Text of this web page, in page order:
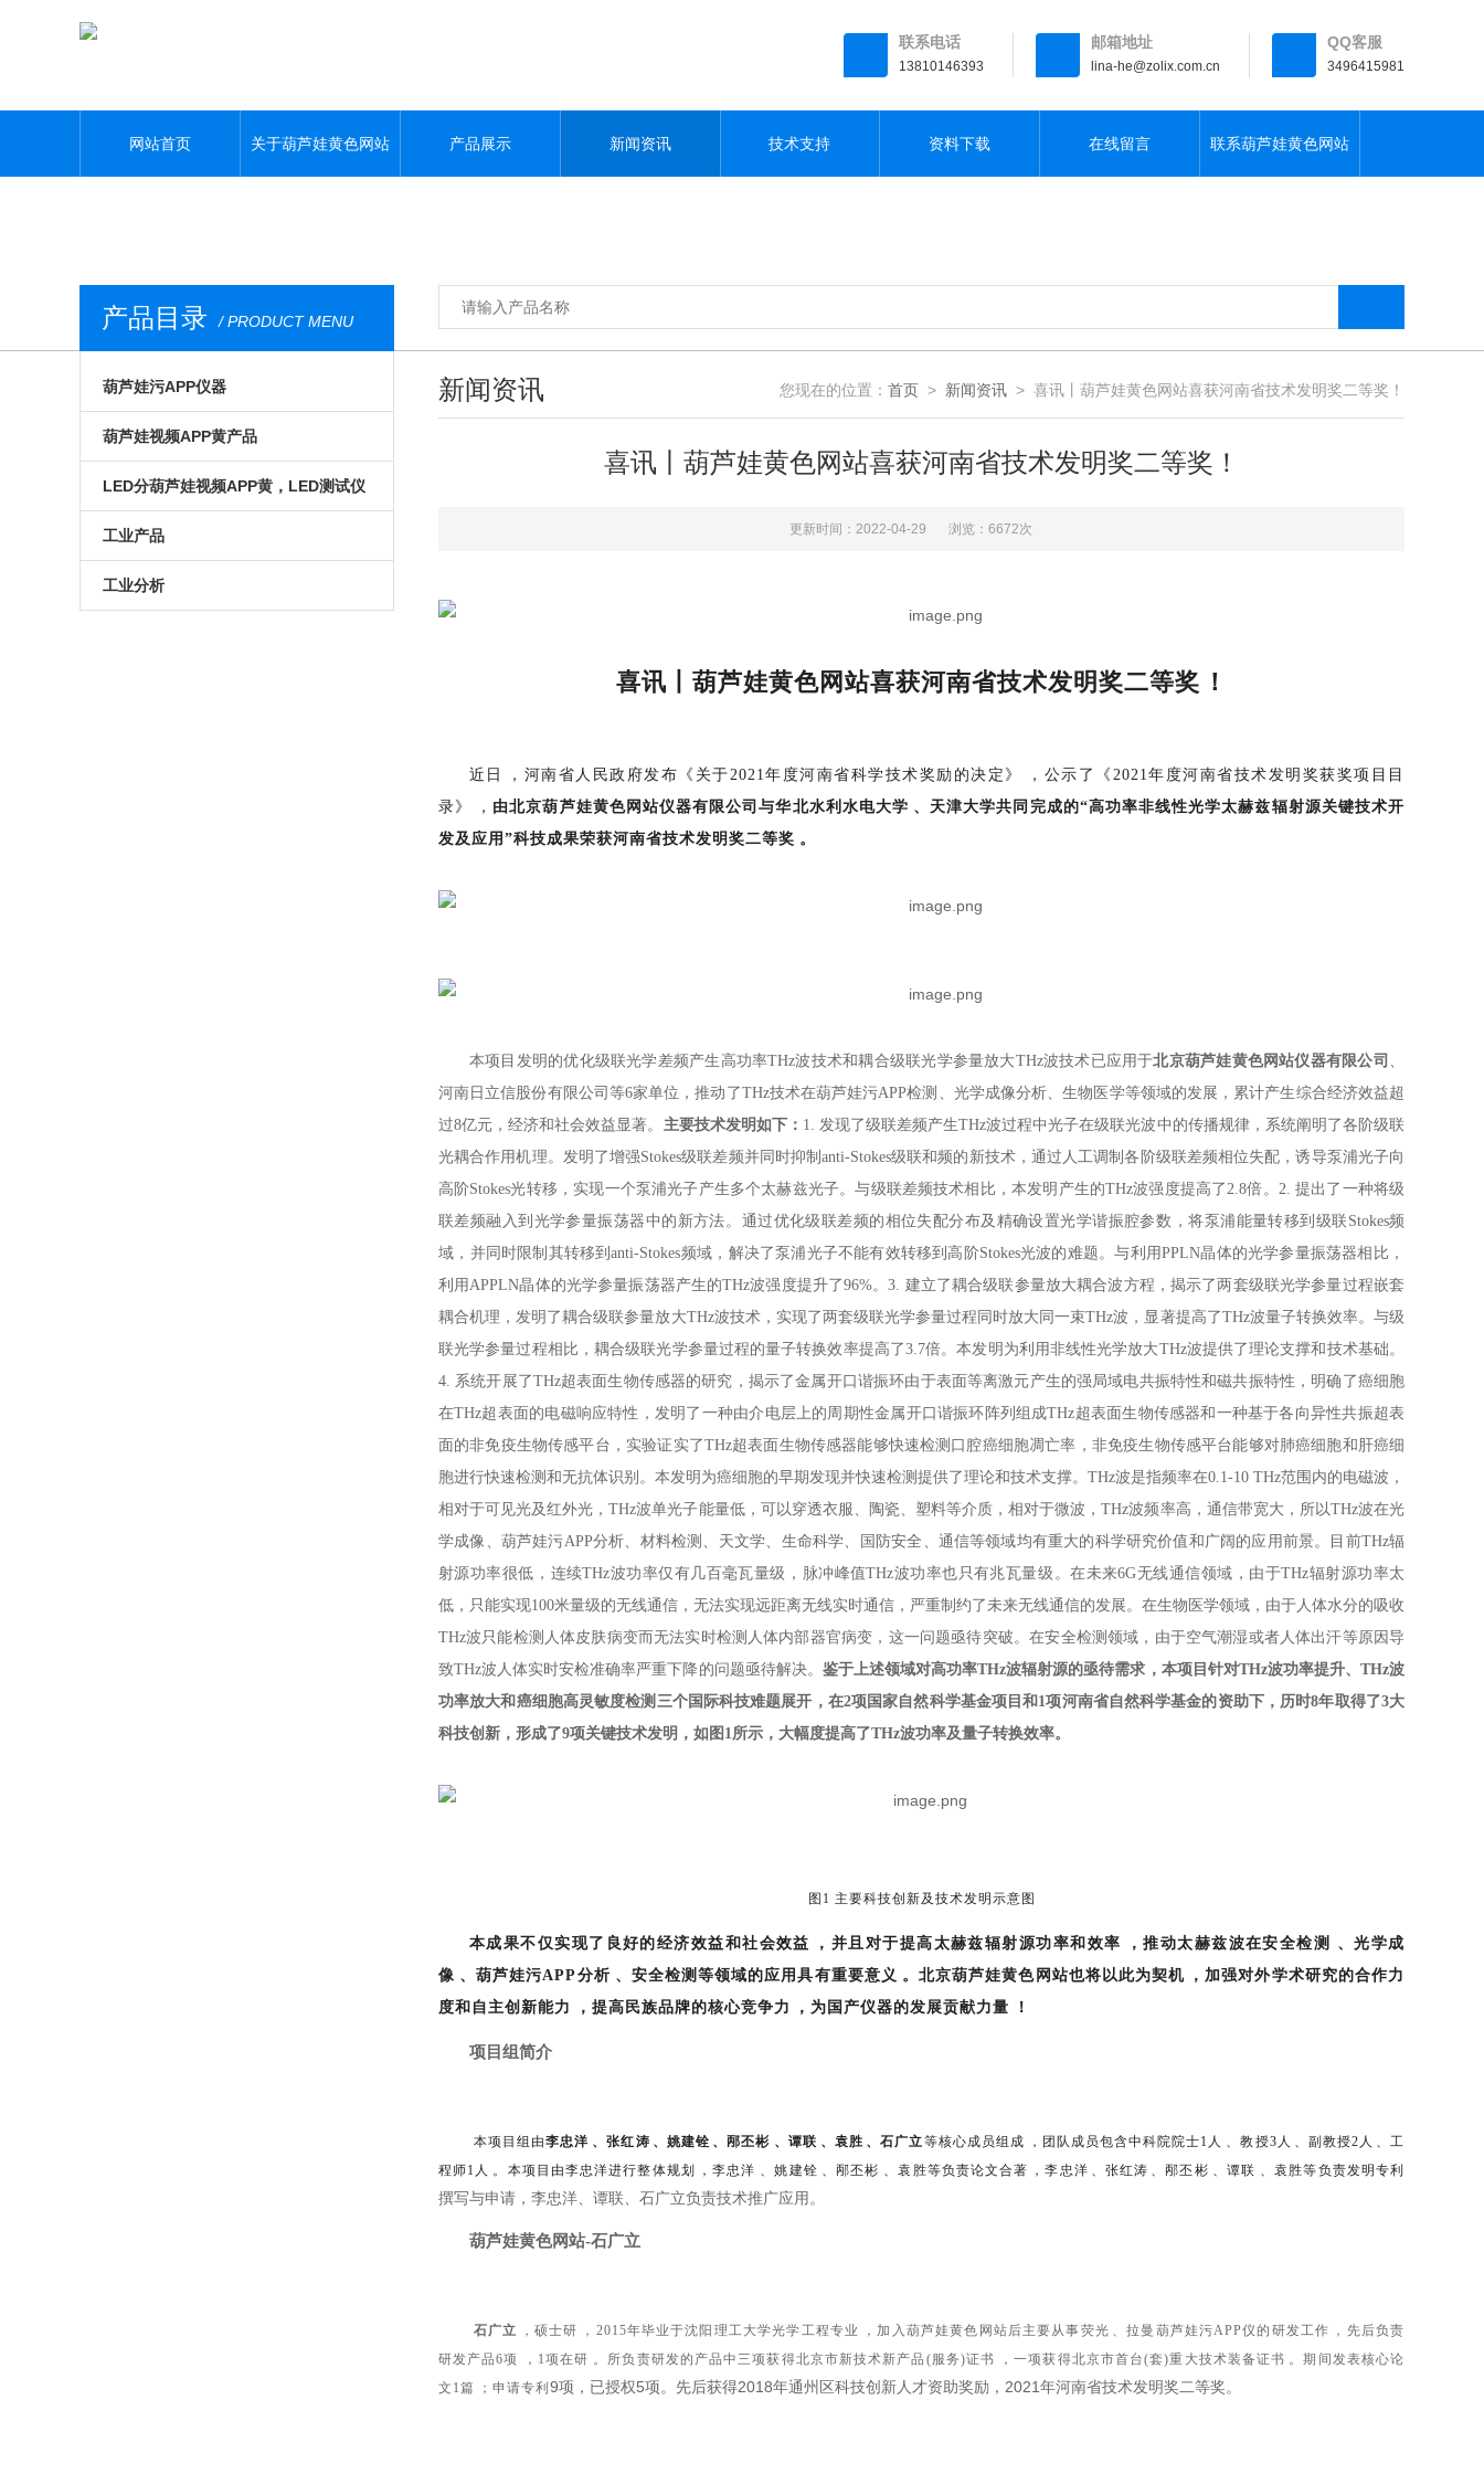
联系电话
13810146393
邮箱地址
lina-he@zolix.com.cn
QQ客服
3496415981
网站首页 关于葫芦娃黄色网站 产品展示 新闻资讯 技术支持 资料下载 在线留言 联系葫芦娃黄色网站
产品目录 / PRODUCT MENU
葫芦娃污APP仪器
光电模组与系统
微区磁光及角分辨
原子葫芦娃污APP
门控相机/分幅相机
葫芦娃视频APP黄产品
手动位移台
电动升降台
相机
LED分葫芦娃视频APP黄，LED测试仪
LED测试仪
工业产品
旋转滑台
工业分析
新闻资讯 您现在的位置： 首页 > 新闻资讯 > 喜讯丨葫芦娃黄色网站喜获河南省技术发明奖二等奖！
喜讯丨葫芦娃黄色网站喜获河南省技术发明奖二等奖！
更新时间：2022-04-29 浏览：6672次
喜讯丨葫芦娃黄色网站喜获河南省技术发明奖二等奖！
近日，河南省人民政府发布《关于2021年度河南省科学技术奖励的决定》，公示了《2021年度河南省技术发明奖获奖项目目
录》， 由北京葫芦娃黄色网站仪器有限公司与华北水利水电大学、天津大学共同完成的“高功率非线性光学太赫兹辐射源关键技术开
发及应用”科技成果荣获河南省技术发明奖二等奖。
本项目发明的优化级联光学差频产生高功率THz波技术和耦合级联光学参量放大THz波技术已应用于北京葫芦娃黄色网站仪器有限公司 、
河南日立信股份有限公司等6家单位，推动了THz技术在葫芦娃污APP检测、光学成像分析、生物医学等领域的发展，累计产生综合经济效益超
过8亿元，经济和社会效益显著。 主要技术发明如下： 1. 发现了级联差频产生THz波过程中光子在级联光波中的传播规律，系统阐明了各阶级联
光耦合作用机理。发明了增强Stokes级联差频并同时抑制anti-Stokes级联和频的新技术，通过人工调制各阶级联差频相位失配，诱导泵浦光子向
高阶Stokes光转移，实现一个泵浦光子产生多个太赫兹光子。与级联差频技术相比，本发明产生的THz波强度提高了2.8倍。2. 提出了一种将级
联差频融入到光学参量振荡器中的新方法。通过优化级联差频的相位失配分布及精确设置光学谐振腔参数，将泵浦能量转移到级联Stokes频
域，并同时限制其转移到anti-Stokes频域，解决了泵浦光子不能有效转移到高阶Stokes光波的难题。与利用PPLN晶体的光学参量振荡器相比，
利用APPLN晶体的光学参量振荡器产生的THz波强度提升了96%。3. 建立了耦合级联参量放大耦合波方程，揭示了两套级联光学参量过程嵌套
耦合机理，发明了耦合级联参量放大THz波技术，实现了两套级联光学参量过程同时放大同一束THz波，显著提高了THz波量子转换效率。与级
联光学参量过程相比，耦合级联光学参量过程的量子转换效率提高了3.7倍。本发明为利用非线性光学放大THz波提供了理论支撑和技术基础。
4. 系统开展了THz超表面生物传感器的研究，揭示了金属开口谐振环由于表面等离激元产生的强局域电共振特性和磁共振特性，明确了癌细胞
在THz超表面的电磁响应特性，发明了一种由介电层上的周期性金属开口谐振环阵列组成THz超表面生物传感器和一种基于各向异性共振超表
面的非免疫生物传感平台，实验证实了THz超表面生物传感器能够快速检测口腔癌细胞凋亡率，非免疫生物传感平台能够对肺癌细胞和肝癌细
胞进行快速检测和无抗体识别。本发明为癌细胞的早期发现并快速检测提供了理论和技术支撑。THz波是指频率在0.1-10 THz范围内的电磁波，
相对于可见光及红外光，THz波单光子能量低，可以穿透衣服、陶瓷、塑料等介质，相对于微波，THz波频率高，通信带宽大，所以THz波在光
学成像、葫芦娃污APP分析、材料检测、天文学、生命科学、国防安全、通信等领域均有重大的科学研究价值和广阔的应用前景。目前THz辐
射源功率很低，连续THz波功率仅有几百毫瓦量级，脉冲峰值THz波功率也只有兆瓦量级。在未来6G无线通信领域，由于THz辐射源功率太
低，只能实现100米量级的无线通信，无法实现远距离无线实时通信，严重制约了未来无线通信的发展。在生物医学领域，由于人体水分的吸收
THz波只能检测人体皮肤病变而无法实时检测人体内部器官病变，这一问题亟待突破。在安全检测领域，由于空气潮湿或者人体出汗等原因导
致THz波人体实时安检准确率严重下降的问题亟待解决。 鉴于上述领域对高功率THz波辐射源的亟待需求，本项目针对THz波功率提升、THz波
功率放大和癌细胞高灵敏度检测三个国际科技难题展开，在2项国家自然科学基金项目和1项河南省自然科学基金的资助下，历时8年取得了3大
科技创新，形成了9项关键技术发明，如图1所示，大幅度提高了THz波功率及量子转换效率。
图1 主要科技创新及技术发明示意图
本成果不仅实现了良好的经济效益和社会效益，并且对于提高太赫兹辐射源功率和效率，推动太赫兹波在安全检测、光学成
像、葫芦娃污APP分析、安全检测等领域的应用具有重要意义。北京葫芦娃黄色网站也将以此为契机，加强对外学术研究的合作力
度和自主创新能力，提高民族品牌的核心竞争力，为国产仪器的发展贡献力量！
项目组简介
本项目组由李忠洋、张红涛、姚建铨、邴丕彬、谭联、袁胜、石广立等核心成员组成，团队成员包含中科院院士1人、教授3人、副教授2人、工
程师1人。本项目由李忠洋进行整体规划，李忠洋、姚建铨、邴丕彬、袁胜等负责论文合著，李忠洋、张红涛、邴丕彬、谭联、袁胜等负责发明专利
撰写与申请，李忠洋、谭联、石广立负责技术推广应用。
葫芦娃黄色网站-石广立
石广立
，硕士研，2015年毕业于沈阳理工大学光学工程专业，加入葫芦娃黄色网站后主要从事荧光、拉曼葫芦娃污APP仪的研发工作，先后负责
研发产品6项，1项在研。所负责研发的产品中三项获得北京市新技术新产品(服务)证书，一项获得北京市首台(套)重大技术装备证书。期间发表核心论
文1篇；申请专利 9项，已授权5项。先后获得2018年通州区科技创新人才资助奖励，2021年河南省技术发明奖二等奖。